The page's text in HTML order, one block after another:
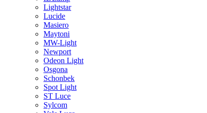
Lightstar
Lucide
Masiero
Maytoni
MW-Light
Newport
Odeon Light
Osgona
Schonbek
Spot Light
ST Luce
Sylcom